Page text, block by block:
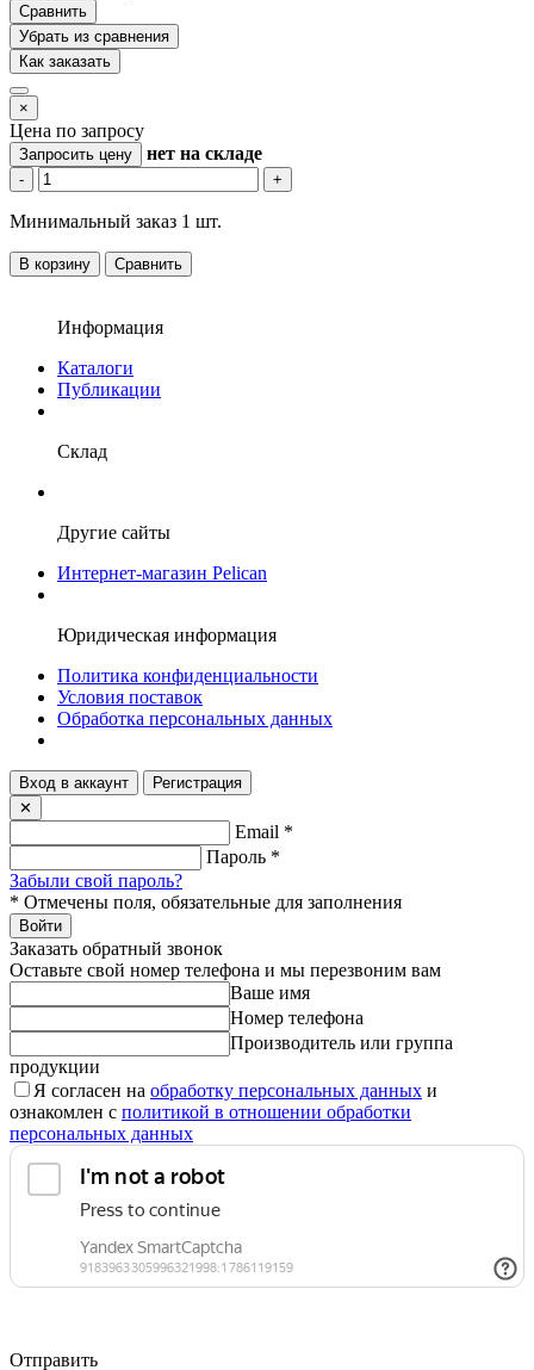
Сравнить
Убрать из сравнения
Как заказать
×
Цена по запросу
Запросить цену нет на складе
- +
Минимальный заказ 1 шт.
В корзину Сравнить
Информация
Каталоги
Публикации
Склад
Другие сайты
Интернет-магазин Pelican
Юридическая информация
Политика конфиденциальности
Условия поставок
Обработка персональных данных
Вход в аккаунт
Регистрация
✕
Email *
Пароль *
Забыли свой пароль?
* Отмечены поля, обязательные для заполнения
Войти
Заказать обратный звонок
Оставьте свой номер телефона и мы перезвоним вам
Ваше имя
Номер телефона
Производитель или группа
продукции
Я согласен на обработку персональных данных и
ознакомлен с политикой в отношении обработки
персональных данных
Отправить